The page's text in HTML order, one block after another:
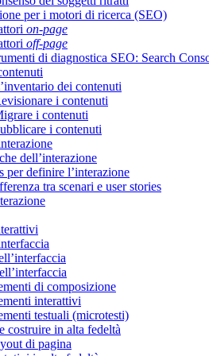
per i motori di ricerca (SEO)
on-page
off-page
di diagnostica SEO: Search
dei contenuti
i contenuti
i contenuti
i contenuti
dell’interazione
per definire l’interazione
tra scenari e user stories
di composizione
interattivi
testuali (microtesti)
costruire in alta fedeltà
di pagina